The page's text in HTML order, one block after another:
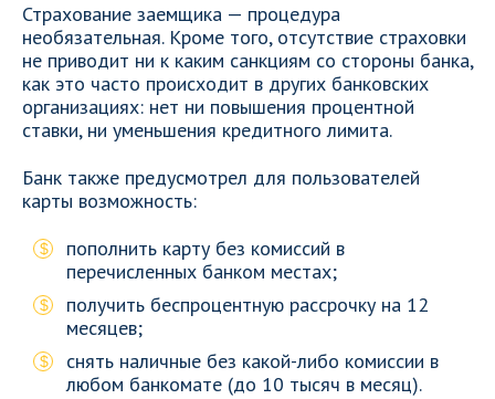
Страхование заемщика — процедура
необязательная. Кроме того, отсутствие страховки
не приводит ни к каким санкциям со стороны банка,
как это часто происходит в других банковских
организациях: нет ни повышения процентной
ставки, ни уменьшения кредитного лимита.
Банк также предусмотрел для пользователей
карты возможность:
пополнить карту без комиссий в
перечисленных банком местах;
получить беспроцентную рассрочку на 12
месяцев;
снять наличные без какой-либо комиссии в
любом банкомате (до 10 тысяч в месяц).